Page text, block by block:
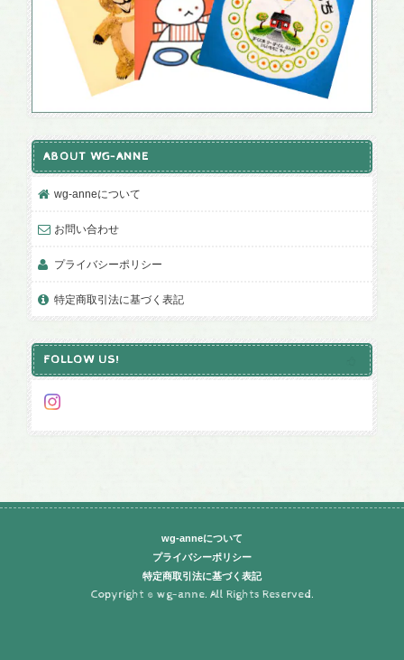
ABOUT WG-ANNE
wg-anneについて
お問い合わせ
プライバシーポリシー
特定商取引法に基づく表記
FOLLOW US!
wg-anneについて
プライバシーポリシー
特定商取引法に基づく表記
Copyright © wg-anne. All Rights Reserved.